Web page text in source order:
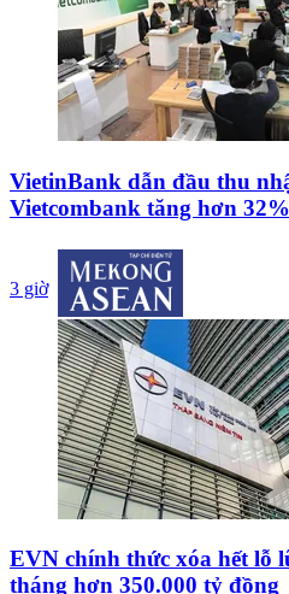
VietinBank dẫn đầu thu
Vietcombank tăng hơn 32%
3 giờ
EVN chính thức xóa hết lỗ
tháng hơn 350.000 tỷ đồng